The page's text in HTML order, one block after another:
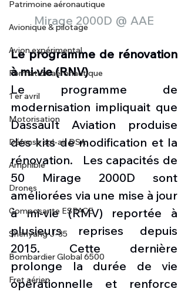
Patrimoine aéronautique
Avionique & pilotage
Avion expérimental
Formation aéronautique
1 er avril
Motorisation
Défense sol-air DSA
Amphibie
Drones
Composante ESPACE
Shenyang J-35
Bombardier Global 6500
Fret aérien
Mirage 2000D @ AAE
Le programme de rénovation
à mi-vie (RNV)
Le programme de
modernisation impliquait que
Dassault Aviation produise
des kits de modification et la
rénovation.   Les capacités de
50 Mirage 2000D sont
améliorées via une mise à jour
à mi-vie (RMV) reportée à
plusieurs reprises depuis
2015. Cette dernière
prolonge la durée de vie
opérationnelle et renforce